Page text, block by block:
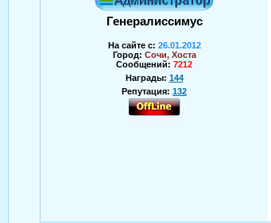
Генералиссимус
На сайте с: 26.01.2012
Город: Сочи, Хоста
Сообщений: 7212
Награды: 144
Репутация: 132